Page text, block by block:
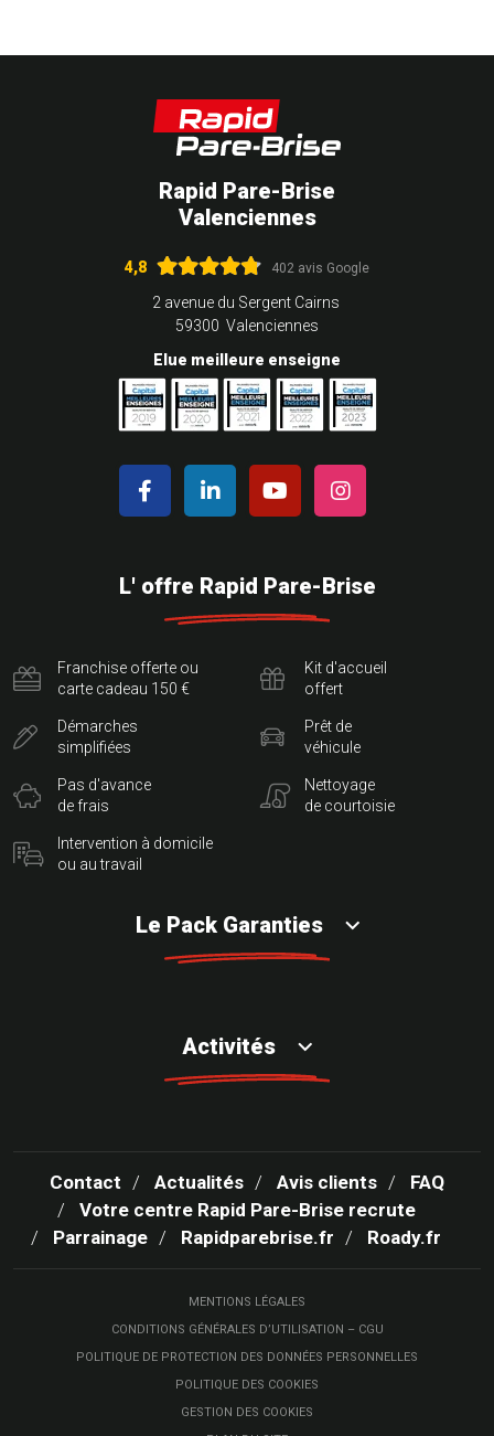
Rapid Pare-Brise
Valenciennes
4,8 402 avis Google
2 avenue du Sergent Cairns
59300 Valenciennes
Elue meilleure enseigne
L' offre Rapid Pare-Brise
Franchise offerte ou
carte cadeau 150 €
Démarches
simplifiées
Pas d'avance
de frais
Intervention à domicile
ou au travail
Kit d'accueil
offert
Prêt de
véhicule
Nettoyage
de courtoisie
Le Pack Garanties
Activités
Contact Actualités Avis clients
FAQ
Votre centre Rapid Pare-Brise recrute
Parrainage
Rapidparebrise.fr Roady.fr
MENTIONS LÉGALES
CONDITIONS GÉNÉRALES D’UTILISATION – CGU
POLITIQUE DE PROTECTION DES DONNÉES PERSONNELLES
POLITIQUE DES COOKIES
GESTION DES COOKIES